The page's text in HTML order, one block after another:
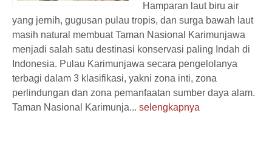
Hamparan laut biru air
yang jernih, gugusan pulau tropis, dan surga bawah laut
masih natural membuat Taman Nasional Karimunjawa
menjadi salah satu destinasi konservasi paling Indah di
Indonesia. Pulau Karimunjawa secara pengelolanya
terbagi dalam 3 klasifikasi, yakni zona inti, zona
perlindungan dan zona pemanfaatan sumber daya alam.
Taman Nasional Karimunja... selengkapnya